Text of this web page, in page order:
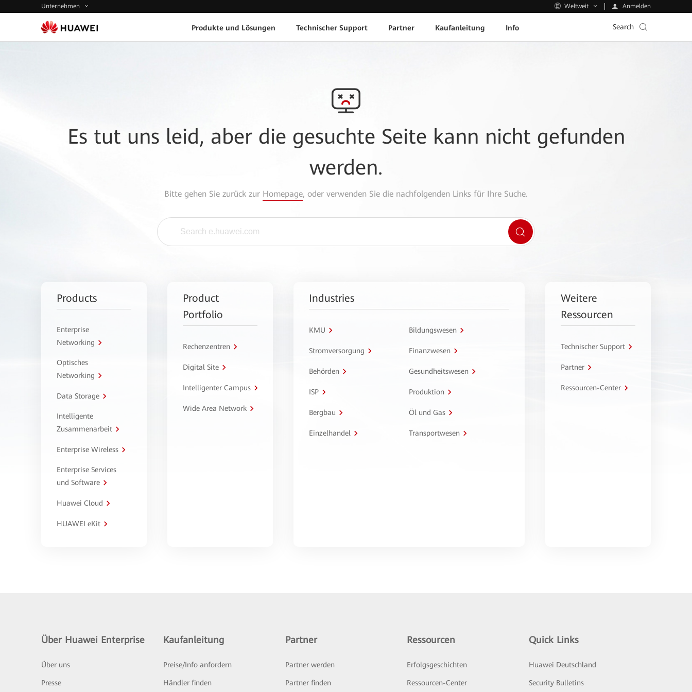
Unternehmen Weltweit Anmelden
Produkte und Lösungen Technischer Support Partner Kaufanleitung Info Search
Es tut uns leid, aber die gesuchte Seite kann nicht gefunden
werden.
Bitte gehen Sie zurück zur Homepage, oder verwenden Sie die nachfolgenden Links für Ihre Suche.
Products
Enterprise
Networking
Optisches
Networking
Data Storage
Intelligente
Zusammenarbeit
Enterprise Wireless
Enterprise Services
und Software
Huawei Cloud
HUAWEI eKit
Product
Portfolio
Rechenzentren
Digital Site
Intelligenter Campus
Wide Area Network
Industries
KMU Bildungswesen
Stromversorgung Finanzwesen
Behörden Gesundheitswesen
ISP Produktion
Bergbau Öl und Gas
Einzelhandel Transportwesen
Weitere
Ressourcen
Technischer Support
Partner
Ressourcen-Center
Über Huawei Enterprise
Über uns
Presse
Kaufanleitung
Preise/Info anfordern
Händler finden
Partner
Partner werden
Partner finden
Ressourcen
Erfolgsgeschichten
Ressourcen-Center
Quick Links
Huawei Deutschland
Security Bulletins